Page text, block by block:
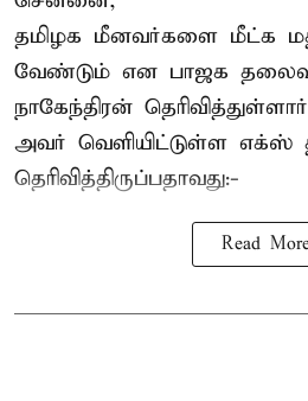
தமிழக மீனவர்களை மீட்க
வேண்டும் என பாஜக
நாகேந்திரன்
அவர் வெளியிட்டுள்ள எக்ஸ்
தெரிவித்திருப்பதாவது:-
Read